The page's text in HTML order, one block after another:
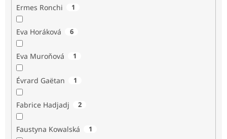
Ermes Ronchi 1
Eva Horáková 6
Eva Muroňová 1
Évrard Gaëtan 1
Fabrice Hadjadj 2
Faustyna Kowalská 1